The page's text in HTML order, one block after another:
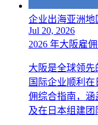
企业出海亚洲地
Jul 20, 2026
2026 年大阪雇
大阪是全球领
国际企业顺利
佣综合指南，
及在日本组建团